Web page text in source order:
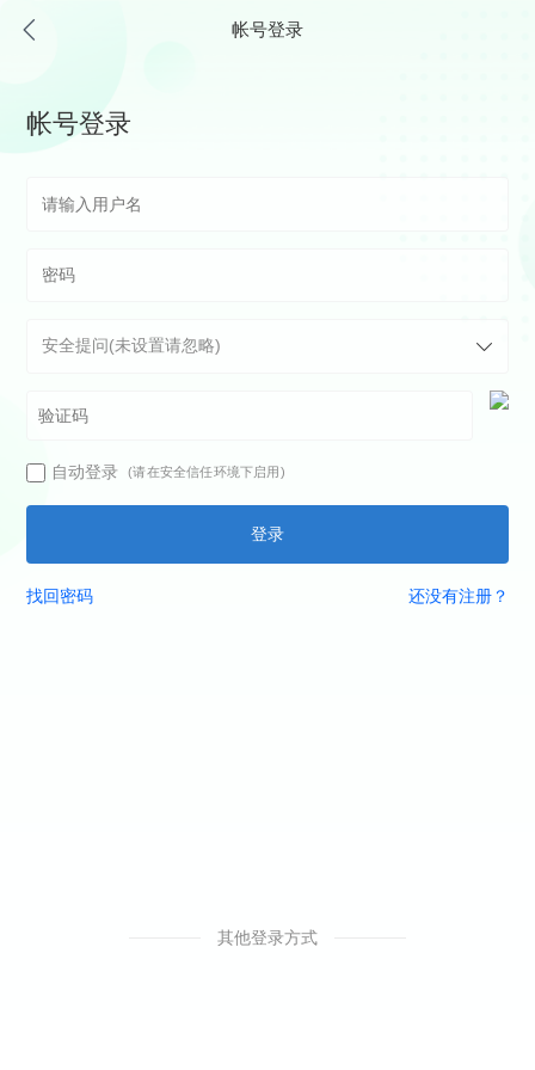
帐号登录
帐号登录
自动登录 (请在安全信任环境下启用)
登录
找回密码 还没有注册？
其他登录方式